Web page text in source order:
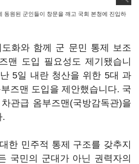
동원된 군인들이 창문을 깨고 국회 본청에 진입하
화와 함께 군 문민 통제 보조
맨 도입 필요성도 제기됐습니
5일 내란 청산을 위한 5대 과
즈맨 도입을 제안했습니다. 국
관급 옴부즈맨(국방감독관)을
.
한 민주적 통제 구조를 갖추지
국민의 군대가 아닌 권력자의